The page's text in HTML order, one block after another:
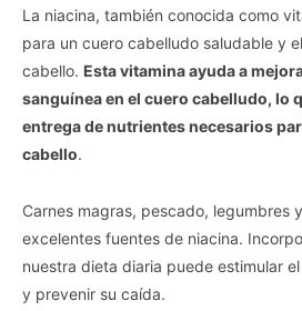
La niacina, también conocida como
para un cuero cabelludo saludable y
cabello. Esta vitamina ayuda a
sanguínea en el cuero cabelludo, lo
entrega de nutrientes necesarios
cabello.
Carnes magras, pescado, legumbres
excelentes fuentes de niacina.
nuestra dieta diaria puede estimular
y prevenir su caída.